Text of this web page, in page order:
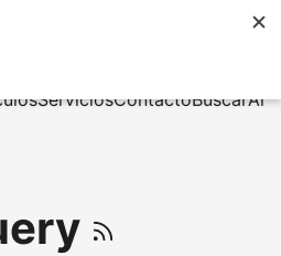
ServiciosContactoBuscar